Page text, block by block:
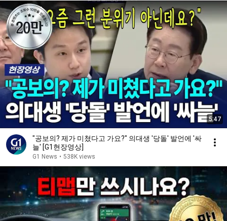
5:47
"공보의? 제가 미쳤다고 가요?" 의대생 '당돌' 발언에 '싸
늘' [G1현장영상]
G1 News • 538K views